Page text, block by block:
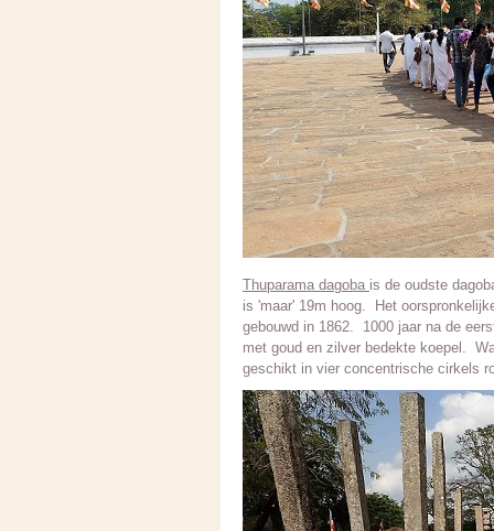
Thuparama dagoba is de oudste
is 'maar' 19m hoog. Het
gebouwd in 1862. 1000 jaar na de
met goud en zilver bedekte koepel.
geschikt in vier concentrische cirkels